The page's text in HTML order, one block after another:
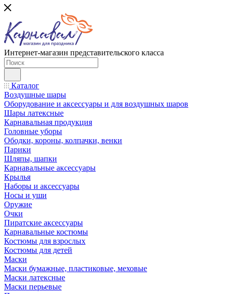
Интернет-магазин представительского класса
Каталог
Воздушные шары
Оборудование и аксессуары и для воздушных шаров
Шары латексные
Карнавальная продукция
Головные уборы
Ободки, короны, колпачки, венки
Парики
Шляпы, шапки
Карнавальные аксессуары
Крылья
Наборы и аксессуары
Носы и уши
Оружие
Очки
Пиратские аксессуары
Карнавальные костюмы
Костюмы для взрослых
Костюмы для детей
Маски
Маски бумажные, пластиковые, меховые
Маски латексные
Маски перьевые